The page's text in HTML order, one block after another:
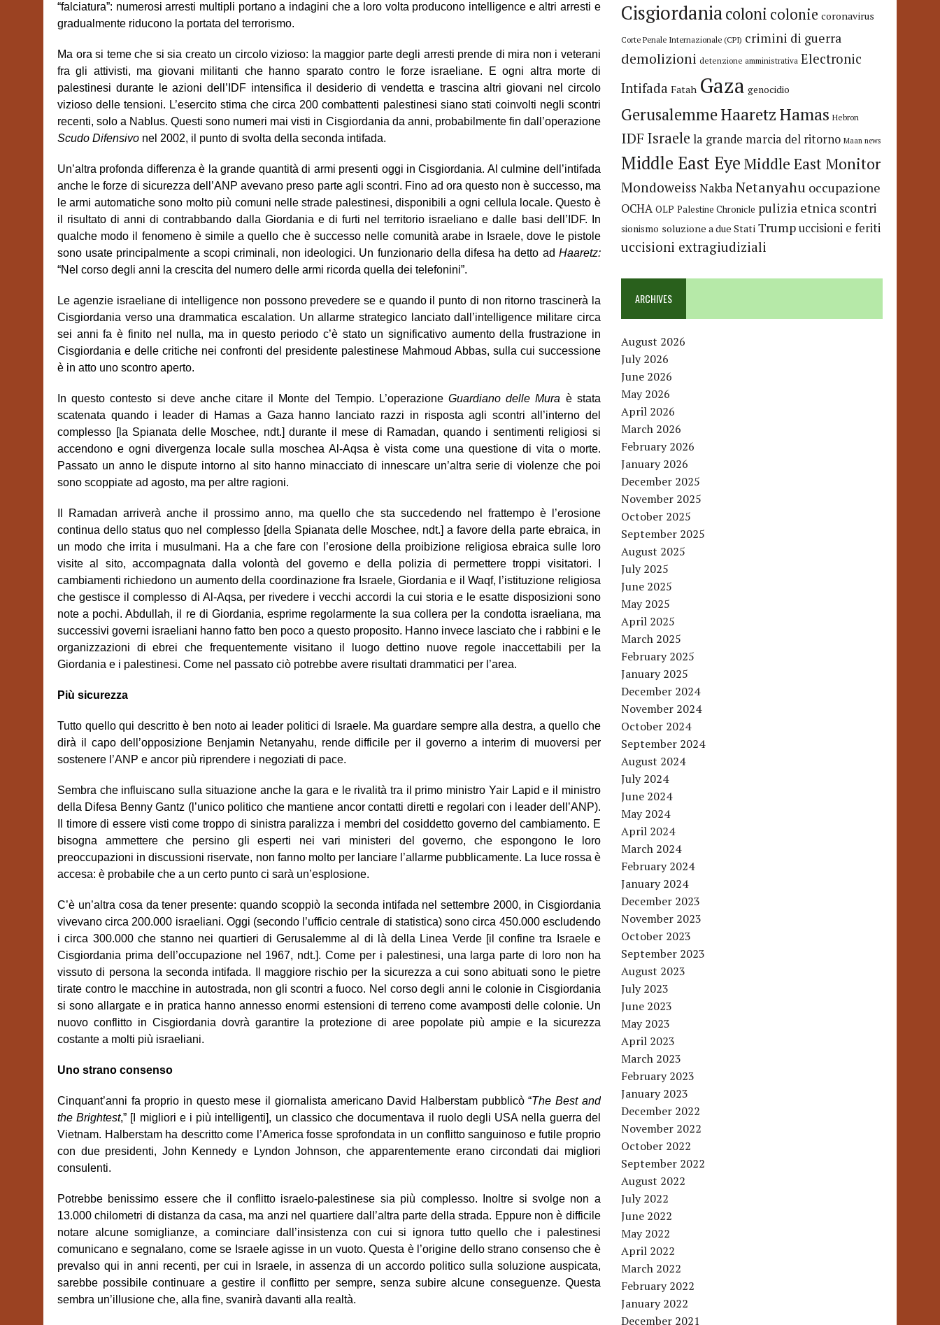
“falciatura”: numerosi arresti multipli portano a indagini che a loro volta producono intelligence e altri arresti e
gradualmente riducono la portata del terrorismo.
Ma ora si teme che si sia creato un circolo vizioso: la maggior parte degli arresti prende di mira non i veterani
fra gli attivisti, ma giovani militanti che hanno sparato contro le forze israeliane. E ogni altra morte di
palestinesi durante le azioni dell’IDF intensifica il desiderio di vendetta e trascina altri giovani nel circolo
vizioso delle tensioni. L’esercito stima che circa 200 combattenti palestinesi siano stati coinvolti negli scontri
recenti, solo a Nablus. Questi sono numeri mai visti in Cisgiordania da anni, probabilmente fin dall’operazione
Scudo Difensivo nel 2002, il punto di svolta della seconda intifada.
Un’altra profonda differenza è la grande quantità di armi presenti oggi in Cisgiordania. Al culmine dell’intifada
anche le forze di sicurezza dell’ANP avevano preso parte agli scontri. Fino ad ora questo non è successo, ma
le armi automatiche sono molto più comuni nelle strade palestinesi, disponibili a ogni cellula locale. Questo è
il risultato di anni di contrabbando dalla Giordania e di furti nel territorio israeliano e dalle basi dell’IDF. In
qualche modo il fenomeno è simile a quello che è successo nelle comunità arabe in Israele, dove le pistole
sono usate principalmente a scopi criminali, non ideologici. Un funzionario della difesa ha detto ad Haaretz:
“Nel corso degli anni la crescita del numero delle armi ricorda quella dei telefonini”.
Le agenzie israeliane di intelligence non possono prevedere se e quando il punto di non ritorno trascinerà la
Cisgiordania verso una drammatica escalation. Un allarme strategico lanciato dall’intelligence militare circa
sei anni fa è finito nel nulla, ma in questo periodo c’è stato un significativo aumento della frustrazione in
Cisgiordania e delle critiche nei confronti del presidente palestinese Mahmoud Abbas, sulla cui successione
è in atto uno scontro aperto.
In questo contesto si deve anche citare il Monte del Tempio. L’operazioneGuardiano delle Mura è stata
scatenata quando i leader di Hamas a Gaza hanno lanciato razzi in risposta agli scontri all’interno del
complesso [la Spianata delle Moschee, ndt.] durante il mese di Ramadan, quando i sentimenti religiosi si
accendono e ogni divergenza locale sulla moschea Al-Aqsa è vista come una questione di vita o morte.
Passato un anno le dispute intorno al sito hanno minacciato di innescare un’altra serie di violenze che poi
sono scoppiate ad agosto, ma per altre ragioni.
Il Ramadan arriverà anche il prossimo anno, ma quello che sta succedendo nel frattempo è l’erosione
continua dello status quo nel complesso [della Spianata delle Moschee, ndt.]a favore della parte ebraica, in
un modo che irrita i musulmani. Ha a che fare con l’erosione della proibizione religiosa ebraica sulle loro
visite al sito, accompagnata dalla volontà del governo e della polizia di permettere troppi visitatori. I
cambiamenti richiedono un aumento della coordinazione fra Israele, Giordania e il Waqf, l’istituzione religiosa
che gestisce il complesso di Al-Aqsa, per rivedere i vecchi accordi la cui storia e le esatte disposizioni sono
note a pochi. Abdullah, il re di Giordania, esprime regolarmente la sua collera per la condotta israeliana, ma
successivi governi israeliani hanno fatto ben poco a questo proposito. Hanno invece lasciato che i rabbini e le
organizzazioni di ebrei che frequentemente visitano il luogo dettino nuove regole inaccettabili per la
Giordania e i palestinesi. Come nel passato ciò potrebbe avere risultati drammatici per l’area.
Più sicurezza
Tutto quello qui descritto è ben noto ai leader politici di Israele. Ma guardare sempre alla destra, a quello che
dirà il capo dell’opposizione Benjamin Netanyahu, rende difficile per il governo a interim di muoversi per
sostenere l’ANP e ancor più riprendere i negoziati di pace.
Sembra che influiscano sulla situazione anche la gara e le rivalità tra il primo ministro Yair Lapid e il ministro
della Difesa Benny Gantz (l’unico politico che mantiene ancor contatti diretti e regolari con i leader dell’ANP).
Il timore di essere visti come troppo di sinistra paralizza i membri del cosiddetto governo del cambiamento. E
bisogna ammettere che persino gli esperti nei vari ministeri del governo, che espongono le loro
preoccupazioni in discussioni riservate, non fanno molto per lanciare l’allarme pubblicamente. La luce rossa è
accesa: è probabile che a un certo punto ci sarà un’esplosione.
C’è un’altra cosa da tener presente: quando scoppiò la seconda intifada nel settembre 2000, in Cisgiordania
vivevano circa 200.000 israeliani. Oggi (secondo l’ufficio centrale di statistica) sono circa 450.000 escludendo
i circa 300.000 che stanno nei quartieri di Gerusalemme al di là della Linea Verde[il confine tra Israele e
Cisgiordania prima dell’occupazione nel 1967, ndt.].Come per i palestinesi, una larga parte di loro non ha
vissuto di persona la seconda intifada. Il maggiore rischio per la sicurezza a cui sono abituati sono le pietre
tirate contro le macchine in autostrada, non gli scontri a fuoco. Nel corso degli anni le colonie in Cisgiordania
si sono allargate e in pratica hanno annesso enormi estensioni di terreno come avamposti delle colonie. Un
nuovo conflitto in Cisgiordania dovrà garantire la protezione di aree popolate più ampie e la sicurezza
costante a molti più israeliani.
Uno strano consenso
Cinquant’anni fa proprio in questo mese il giornalista americano David Halberstam pubblicò “The Best and
the Brightest,” [I migliori e i più intelligenti], un classico che documentava il ruolo degli USA nella guerra del
Vietnam. Halberstam ha descritto come l’America fosse sprofondata in un conflitto sanguinoso e futile proprio
con due presidenti, John Kennedy e Lyndon Johnson, che apparentemente erano circondati dai migliori
consulenti.
Potrebbe benissimo essere che il conflitto israelo-palestinese sia più complesso. Inoltre si svolge non a
13.000 chilometri di distanza da casa, ma anzi nel quartiere dall’altra parte della strada. Eppure non è difficile
notare alcune somiglianze, a cominciare dall’insistenza con cui si ignora tutto quello che i palestinesi
comunicano e segnalano, come se Israele agisse in un vuoto. Questa è l’origine dello strano consenso che è
prevalso qui in anni recenti, per cui in Israele, in assenza di un accordo politico sulla soluzione auspicata,
sarebbe possibile continuare a gestire il conflitto per sempre, senza subire alcune conseguenze. Questa
sembra un’illusione che, alla fine, svanirà davanti alla realtà.
Cisgiordaniacoloni colonie coronavirus
Corte Penale Internazionale (CPI) crimini di guerra
demolizioni detenzione amministrativa Electronic
Intifada Fatah Gaza genocidio
GerusalemmeHaaretzHamas Hebron
IDF Israele la grande marcia del ritorno Maan news
Middle East Eye Middle East Monitor
Mondoweiss Nakba Netanyahu occupazione
OCHA OLP Palestine Chronicle pulizia etnica scontri
sionismo soluzione a due Stati Trumpuccisioni e feriti
uccisioni extragiudiziali
ARCHIVES
August 2026
July 2026
June 2026
May 2026
April 2026
March 2026
February 2026
January 2026
December 2025
November 2025
October 2025
September 2025
August 2025
July 2025
June 2025
May 2025
April 2025
March 2025
February 2025
January 2025
December 2024
November 2024
October 2024
September 2024
August 2024
July 2024
June 2024
May 2024
April 2024
March 2024
February 2024
January 2024
December 2023
November 2023
October 2023
September 2023
August 2023
July 2023
June 2023
May 2023
April 2023
March 2023
February 2023
January 2023
December 2022
November 2022
October 2022
September 2022
August 2022
July 2022
June 2022
May 2022
April 2022
March 2022
February 2022
January 2022
December 2021